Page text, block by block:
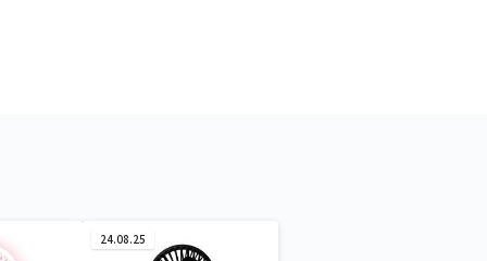
24.08.25